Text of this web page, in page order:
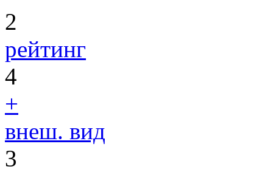
2
рейтинг
4
+
внеш. вид
3